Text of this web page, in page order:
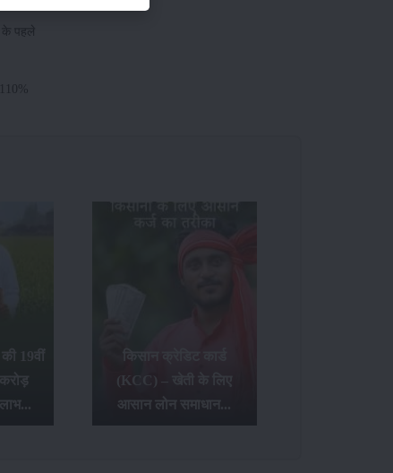
के पहले
19वीं
किसान क्रेडिट कार्ड
(KCC) – खेती के लिए
आसान लोन समाधान...